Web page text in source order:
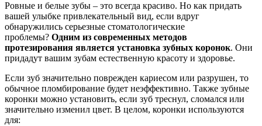
Ровные и белые зубы – это всегда красиво. Но как придать
вашей улыбке привлекательный вид, если вдруг
обнаружились серьезные стоматологические
проблемы? Одним из современных методов
протезирования является установка зубных коронок. Они
придадут вашим зубам естественную красоту и здоровье.
Если зуб значительно поврежден кариесом или разрушен, то
обычное пломбирование будет неэффективно. Также зубные
коронки можно установить, если зуб треснул, сломался или
значительно изменил цвет. В целом, коронки используются
для: